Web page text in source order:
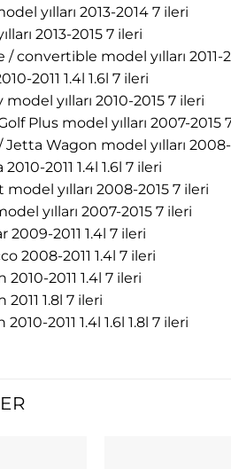
yılları 2013-2014 7 ileri
2013-2015 7 ileri
convertible model yılları 2011-
2011 1.4l 1.6l 7 ileri
yılları 2010-2015 7 ileri
Plus model yılları 2007-2015
Wagon model yılları 2008-
2011 1.4l 1.6l 7 ileri
yılları 2008-2015 7 ileri
yılları 2007-2015 7 ileri
2011 1.4l 7 ileri
2008-2011 1.4l 7 ileri
2011 1.4l 7 ileri
1.8l 7 ileri
2011 1.4l 1.6l 1.8l 7 ileri